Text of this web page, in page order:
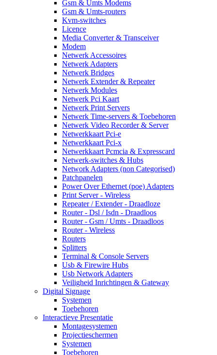
Gsm & Umts Modems
Gsm & Umts-routers
Kvm-switches
Licence
Media Converter & Transceiver
Modem
Netwerk Accessoires
Netwerk Adapters
Netwerk Bridges
Netwerk Extender & Repeater
Netwerk Modules
Netwerk Pci Kaart
Netwerk Print Servers
Netwerk Time-servers & Toebehoren
Netwerk Video Recorder & Server
Netwerkkaart Pci-e
Netwerkkaart Pci-x
Netwerkkaart Pcmcia & Expresscard
Netwerk-switches & Hubs
Network Adapters (non Categorised)
Patchpanelen
Power Over Ethernet (poe) Adapters
Print Server - Wireless
Repeater / Extender - Draadloze
Router - Dsl / Isdn - Draadloos
Router - Gsm / Umts - Draadloos
Router - Wireless
Routers
Splitters
Terminal & Console Servers
Usb & Firewire Hubs
Usb Network Adapters
Veiligheid Inrichtingen & Gateway
Digital Signage
Systemen
Toebehoren
Interactieve Presentatie
Montagesystemen
Projectieschermen
Systemen
Toebehoren